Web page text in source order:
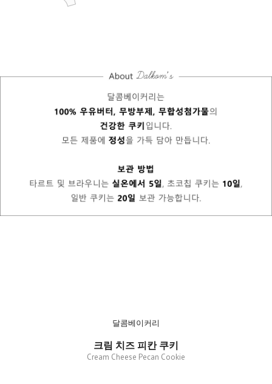
달콤베이커리
크림 치즈 피칸 쿠키
Cream Cheese Pecan Cookie